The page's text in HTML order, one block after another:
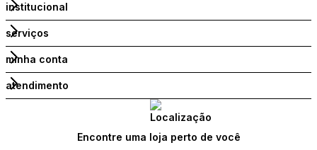
institucional
serviços
minha conta
atendimento
Encontre uma loja perto de você